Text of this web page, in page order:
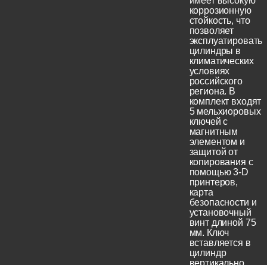
коррозионную
стойкость, что
позволяет
эксплуатировать
цилиндры в
климатических
условиях
российского
региона. В
комплект входят
5 мельхиоровых
ключей с
магнитным
элементом и
защитой от
копирования с
помощью 3-D
принтеров,
карта
безопасности и
установочный
винт длиной 75
мм. Ключ
вставляется в
цилиндр
вертикально.